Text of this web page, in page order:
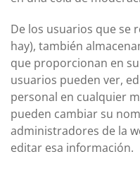
De los usuarios que se
hay), también
que proporcionan en
usuarios pueden ver,
personal en cualquier
pueden cambiar su
administradores de la
editar esa información.